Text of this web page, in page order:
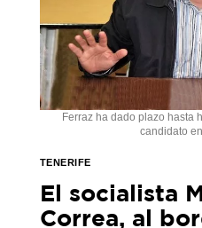
Ferraz ha dado plazo hasta
candidato
TENERIFE
El socialista
Correa, al